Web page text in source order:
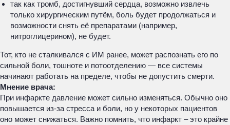
так как тромб, достигнувший сердца, возможно извлечь
только хирургическим путём, боль будет продолжаться и
возможности снять её препаратами (например,
нитроглицерином), не будет.
Тот, кто не сталкивался с ИМ ранее, может распознать его по
сильной боли, тошноте и потоотделению — все системы
начинают работать на пределе, чтобы не допустить смерти.
Мнение врача:
При инфаркте давление может сильно изменяться. Обычно оно
повышается из-за стресса и боли, но у некоторых пациентов
оно может снижаться. Важно помнить, что инфаркт – это крайне